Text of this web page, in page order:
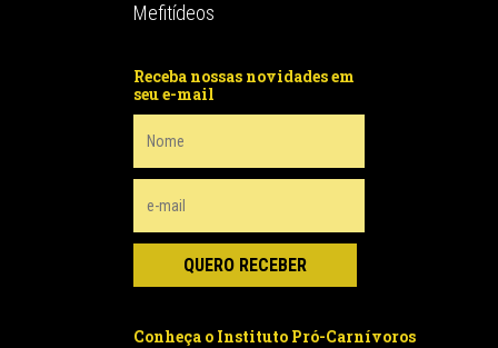
Mefitídeos
Receba nossas novidades em
seu e-mail
Conheça o Instituto Pró-Carnívoros